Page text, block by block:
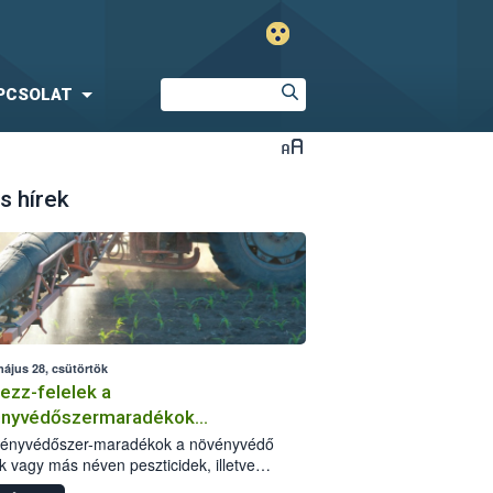
hírek
28, csütörtök
felelek a
kockázatáról
maradékok a növényvédő
vagy más néven peszticidek, illetve
kis mennyiségei, melyek a